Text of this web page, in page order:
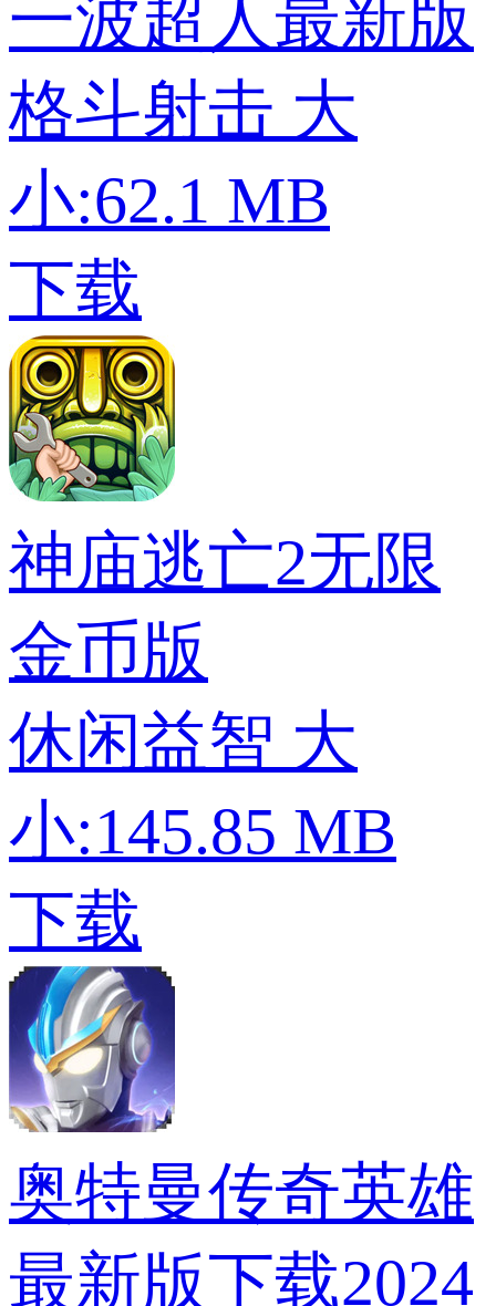
一波超人最新版
格斗射击 大
小:62.1 MB
下载
神庙逃亡2无限
金币版
休闲益智 大
小:145.85 MB
下载
奥特曼传奇英雄
最新版下载2024